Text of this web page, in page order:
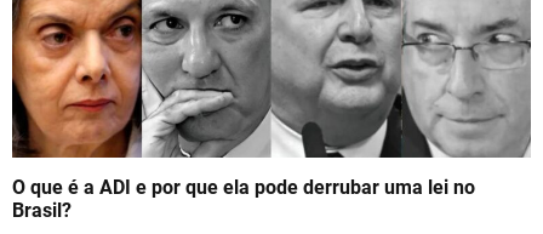
i
g
a
t
i
O que é a ADI e por que ela pode derrubar uma lei no
Brasil?